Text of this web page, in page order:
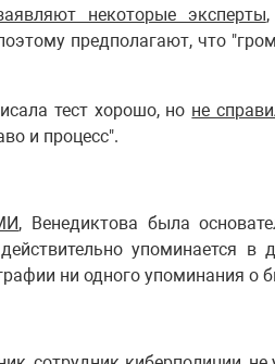
некоторые эксперты
предполагают, что
тест хорошо, но не
и процесс".
, Венедиктова была
действительно упоминается
ни одного упоминания о